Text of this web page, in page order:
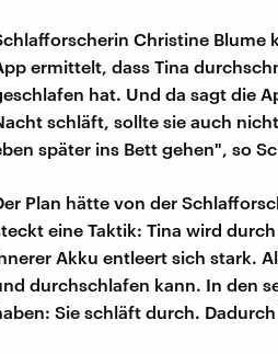
Christine Blume
ermittelt, dass Tina
hat. Und da sagt die
schläft, sollte sie auch
später ins Bett gehen", so
Plan hätte von der
eine Taktik: Tina wird
Akku entleert sich stark.
durchschlafen kann. In den
Sie schläft durch.